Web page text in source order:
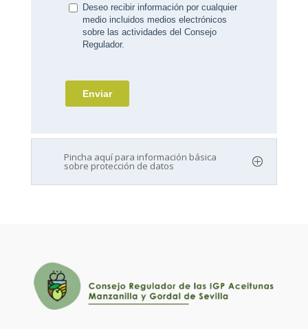
Pincha aquí para información básica
sobre protección de datos